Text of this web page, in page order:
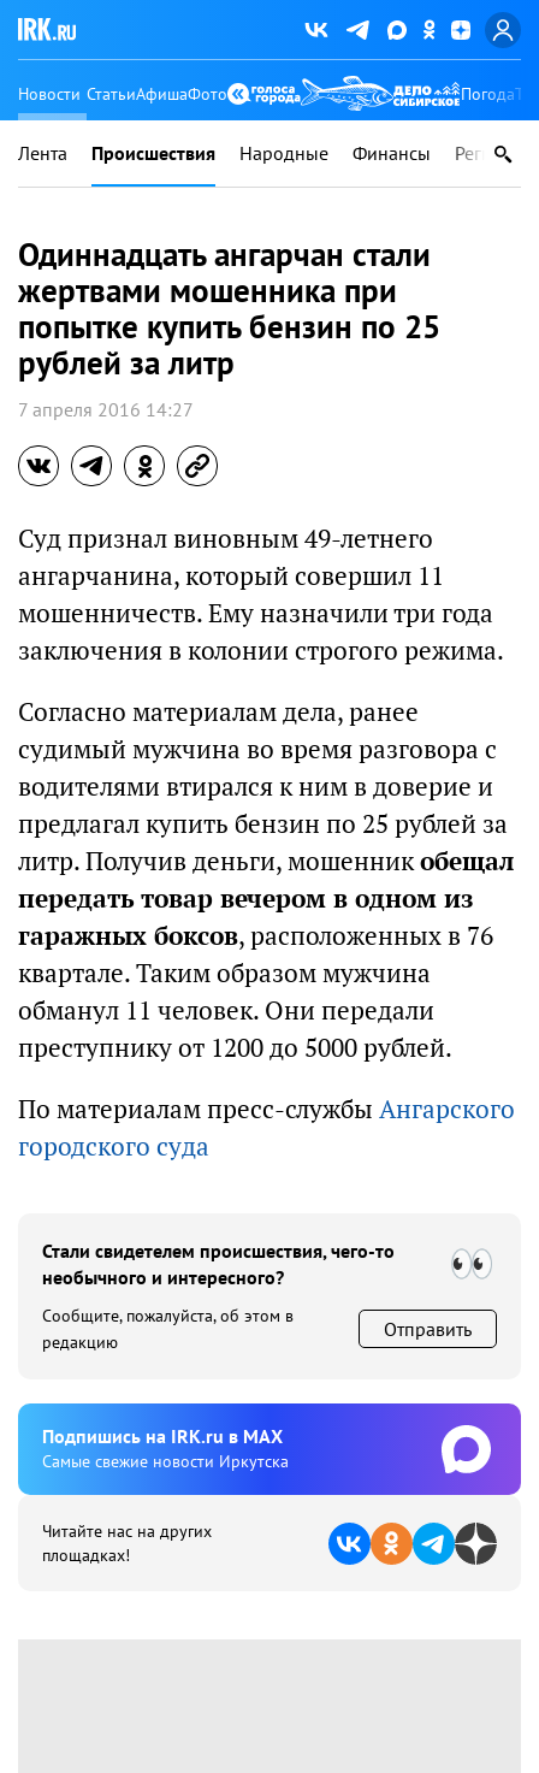
Новости СтатьиАфишаФото Погода
Лента Происшествия Народные Финансы Регионы
Одиннадцать ангарчан стали
жертвами мошенника при
попытке купить бензин по 25
рублей за литр
7 апреля 2016 14:27
Суд признал виновным 49-летнего
ангарчанина, который совершил 11
мошенничеств. Ему назначили три года
заключения в колонии строгого режима.
Согласно материалам дела, ранее
судимый мужчина во время разговора с
водителями втирался к ним в доверие и
предлагал купить бензин по 25 рублей за
литр. Получив деньги, мошенникобещал
передать товар вечером в одном из
гаражных боксов, расположенных в 76
квартале. Таким образом мужчина
обманул 11 человек. Они передали
преступнику от 1200 до 5000 рублей.
По материалам пресс-службы Ангарского
городского суда
Стали свидетелем происшествия, чего-то
необычного и интересного?
Сообщите, пожалуйста, об этом в
редакцию
Отправить
Подпишиcь на IRK.ru в MAX
Cамые свежие новости Иркутска
Читайте нас на других
площадках!